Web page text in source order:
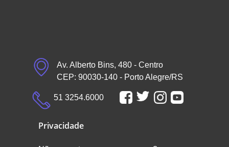
Av. Alberto Bins, 480 - Centro
CEP: 90030-140 - Porto Alegre/RS
51 3254.6000
Privacidade